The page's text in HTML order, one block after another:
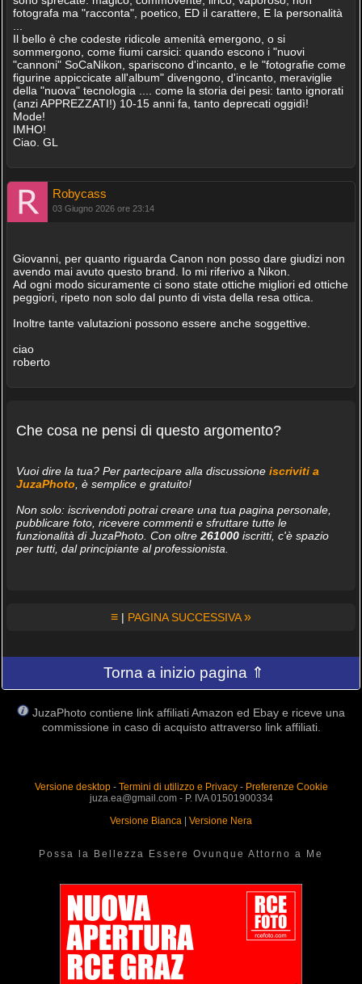
fotografa ma "racconta", poetico, ED il carattere, E la personalità
Il bello è che codeste ridicole amenità emergono, o si
sommergono, come fiumi carsici: quando escono i "nuovi
"cannoni" SoCaNikon, spariscono d'incanto, e le "fotografie come
figurine appiccicate all'album" divengono, d'incanto, meraviglie
della "nuova" tecnologia .... come la storia dei pesi: tanto ignorati
(anzi APPREZZATI!) 10-15 anni fa, tanto deprecati oggidì!
Mode!
IMHO!
Ciao. GL
Robycass
03 Giugno 2026 ore 23:14
Giovanni, per quanto riguarda Canon non posso dare giudizi non
avendo mai avuto questo brand. Io mi riferivo a Nikon.
Ad ogni modo sicuramente ci sono state ottiche migliori ed ottiche
peggiori, ripeto non solo dal punto di vista della resa ottica.
Inoltre tante valutazioni possono essere anche soggettive.
ciao
roberto
Che cosa ne pensi di questo argomento?
Vuoi dire la tua? Per partecipare alla discussione iscriviti a
JuzaPhoto , è semplice e gratuito!
Non solo: iscrivendoti potrai creare una tua pagina personale,
pubblicare foto, ricevere commenti e sfruttare tutte le
funzionalità di JuzaPhoto. Con oltre 261000iscritti, c'è spazio
per tutti, dal principiante al professionista.
≡ | PAGINA SUCCESSIVA»
Torna a inizio pagina ⇑
JuzaPhoto contiene link affiliati Amazon ed Ebay e riceve una
commissione in caso di acquisto attraverso link affiliati.
Versione desktop- Termini di utilizzo e Privacy- Preferenze Cookie
juza.ea@gmail.com - P. IVA 01501900334
Versione Bianca | Versione Nera
Possa la Bellezza Essere Ovunque Attorno a Me